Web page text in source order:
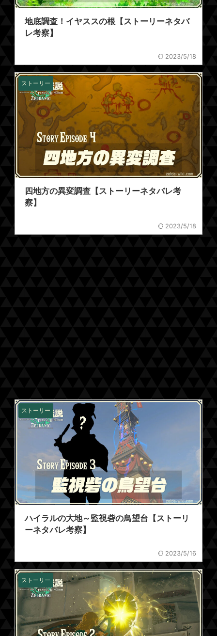
地底調査！イヤススの根【ストーリーネタバ
レ考察】
2023/5/18
ストーリー
四地方の異変調査【ストーリーネタバレ考
察】
2023/5/18
ストーリー
ハイラルの大地～監視砦の鳥望台【ストーリ
ーネタバレ考察】
2023/5/16
ストーリー